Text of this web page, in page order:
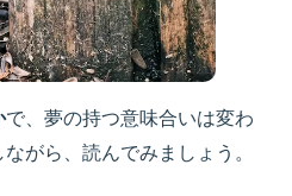
で、夢の持つ意味合いは変わ
がら、読んでみましょう。